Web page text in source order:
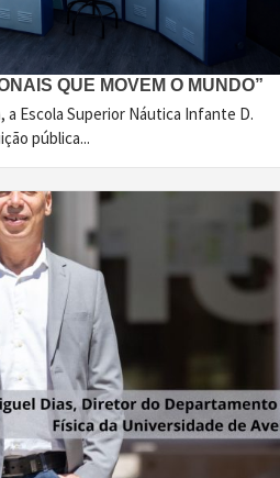
QUE MOVEM O MUNDO”
a Escola Superior Náutica Infante D.
pública...